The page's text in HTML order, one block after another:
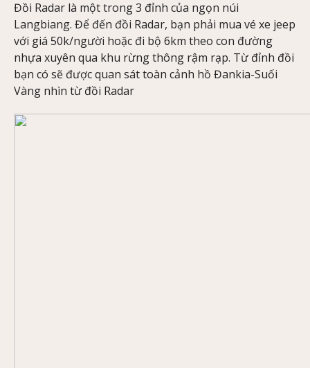
Đồi Radar là một trong 3 đỉnh của ngọn núi
Langbiang. Để đến đồi Radar, bạn phải mua vé xe jeep
với giá 50k/người hoặc đi bộ 6km theo con đường
nhựa xuyên qua khu rừng thông rậm rạp. Từ đỉnh đồi
bạn có sẽ được quan sát toàn cảnh hồ Đankia-Suối
Vàng nhìn từ đồi Radar